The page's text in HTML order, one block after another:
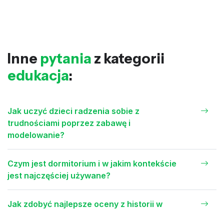
Inne pytania z kategorii
edukacja:
Jak uczyć dzieci radzenia sobie z
trudnościami poprzez zabawę i
modelowanie?
Czym jest dormitorium i w jakim kontekście
jest najczęściej używane?
Jak zdobyć najlepsze oceny z historii w